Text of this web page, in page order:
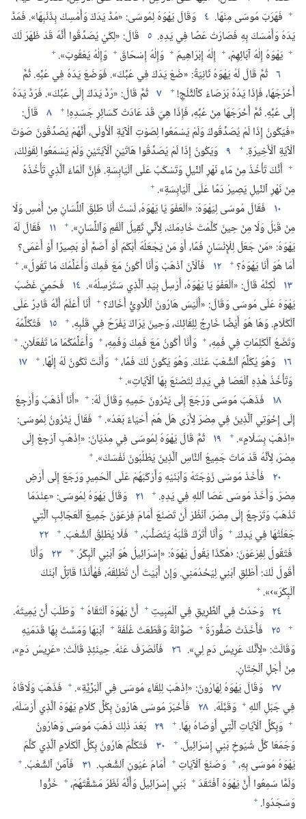
+ فَهَرَبَ مُوسَى مِنْهَا.‏ ٤ وَقَالَ يَهْوَهُ لِمُوسَى:‏ «مُدَّ يَدَكَ وَأَمْسِكْ بِذَنَبِهَا».‏ فَمَدَّ
يَدَهُ وَأَمْسَكَ بِهِ فَصَارَتْ عَصًا فِي يَدِهِ.‏ ٥ قَالَ:‏ «لِكَيْ يُصَدِّقُوا أَنَّهُ قَدْ ظَهَرَ لَكَ
+ يَهْوَهُ إِلٰهُ آبَائِهِمْ،‏ + إِلٰهُ إِبْرَاهِيمَ + وَإِلٰهُ إِسْحَاقَ + وَإِلٰهُ يَعْقُوبَ».‏ +
٦ ثُمَّ قَالَ لَهُ يَهْوَهُ ثَانِيَةً:‏ «ضَعْ يَدَكَ فِي عُبِّكَ».‏ فَوَضَعَ يَدَهُ فِي عُبِّهِ.‏ ثُمَّ
أَخْرَجَهَا،‏ فَإِذَا يَدُهُ بَرْصَاءُ كَٱلثَّلْجِ!‏ + ٧ ثُمَّ قَالَ:‏ «رُدَّ يَدَكَ إِلَى عُبِّكَ».‏ فَرَدَّ يَدَهُ
إِلَى عُبِّهِ.‏ ثُمَّ أَخْرَجَهَا مِنْ عُبِّهِ،‏ فَإِذَا هِيَ قَدْ عَادَتْ كَسَائِرِ جَسَدِهِ!‏ + ٨ قَالَ:‏
«فَيَكُونُ إِذَا لَمْ يُصَدِّقُوكَ وَلَمْ يَسْمَعُوا لِصَوْتِ ٱلْآيَةِ ٱلْأُولَى،‏ أَنَّهُمْ يُصَدِّقُونَ صَوْتَ
ٱلْآيَةِ ٱلْأَخِيرَةِ.‏ + ٩ وَيَكُونُ إِذَا لَمْ يُصَدِّقُوا هَاتَيْنِ ٱلْآيَتَيْنِ وَلَمْ يَسْمَعُوا لِقَوْلِكَ،‏
+ أَنَّكَ تَأْخُذُ مِنْ مَاءِ نَهْرِ ٱلنِّيلِ وَتَسْكُبُ عَلَى ٱلْيَابِسَةِ.‏ فَإِنَّ ٱلْمَاءَ ٱلَّذِي تَأْخُذُهُ
مِنْ نَهْرِ ٱلنِّيلِ يَصِيرُ دَمًا عَلَى ٱلْيَابِسَةِ».‏ +
١٠ فَقَالَ مُوسَى لِيَهْوَهَ:‏ «اَلْعَفْوَ يَا يَهْوَهُ،‏ لَسْتُ أَنَا طَلِقَ ٱللِّسَانِ مِنْ أَمْسِ وَلَا
مِنْ قَبْلُ وَلَا مِنْ حِينَ كَلَّمْتَ خَادِمَكَ،‏ لِأَنِّي ثَقِيلُ ٱلْفَمِ وَٱللِّسَانِ».‏ + ١١ فَقَالَ لَهُ
يَهْوَهُ:‏ «مَنْ جَعَلَ لِلْإِنْسَانِ فَمًا،‏ أَوْ مَنْ يَجْعَلُهُ أَبْكَمَ أَوْ أَصَمَّ أَوْ بَصِيرًا أَوْ أَعْمَى؟‏
أَمَا هُوَ أَنَا يَهْوَهُ؟‏ + ١٢ فَٱلْآنَ ٱذْهَبْ وَأَنَا أَكُونُ مَعَ فَمِكَ وَأُعَلِّمُكَ مَا تَقُولُ».‏ +
١٣ لٰكِنَّهُ قَالَ:‏ «اَلْعَفْوَ يَا يَهْوَهُ،‏ أَرْسِلْ بِيَدِ ٱلَّذِي سَتُرْسِلُهُ».‏ ١٤ فَحَمِيَ غَضَبُ
يَهْوَهَ عَلَى مُوسَى وَقَالَ:‏ «أَلَيْسَ هَارُونُ ٱللَّاوِيُّ أَخَاكَ؟‏ + أَنَا أَعْلَمُ أَنَّهُ قَادِرٌ عَلَى
ٱلْكَلَامِ.‏ وَهَا هُوَ أَيْضًا خَارِجٌ لِلِقَائِكَ،‏ وَحِينَ يَرَاكَ يَفْرَحُ فِي قَلْبِهِ.‏ + ١٥ فَتُكَلِّمُهُ
وَتَضَعُ ٱلْكَلِمَاتِ فِي فَمِهِ،‏ + وَأَنَا أَكُونُ مَعَ فَمِكَ وَفَمِهِ،‏ + وَأُعَلِّمُكُمَا مَا تَفْعَلَانِ.‏ +
١٦ وَهُوَ يُكَلِّمُ ٱلشَّعْبَ عَنْكَ.‏ وَهُوَ يَكُونُ لَكَ فَمًا،‏ + وَأَنْتَ تَكُونُ لَهُ إِلٰهًا.‏ +
١٧
وَتَأْخُذُ هٰذِهِ ٱلْعَصَا فِي يَدِكَ لِتَصْنَعَ بِهَا ٱلْآيَاتِ».‏ +
١٨ فَذَهَبَ مُوسَى وَرَجَعَ إِلَى يَثْرُونَ حَمِيهِ وَقَالَ لَهُ:‏ + «أَنَا أَذْهَبُ وَأَرْجِعُ
إِلَى إِخْوَتِي ٱلَّذِينَ فِي مِصْرَ لِأَرَى هَلْ هُمْ أَحْيَاءٌ بَعْدُ».‏ + فَقَالَ يَثْرُونُ لِمُوسَى:‏
«اِذْهَبْ بِسَلَامٍ».‏ + ١٩ ثُمَّ قَالَ يَهْوَهُ لِمُوسَى فِي مِدْيَانَ:‏ «اِذْهَبِ ٱرْجِعْ إِلَى
مِصْرَ،‏ لِأَنَّهُ قَدْ مَاتَ جَمِيعُ ٱلنَّاسِ ٱلَّذِينَ يَطْلُبُونَ نَفْسَكَ».‏ +
٢٠ فَأَخَذَ مُوسَى زَوْجَتَهُ وَٱبْنَيْهِ وَأَرْكَبَهُمْ عَلَى ٱلْحَمِيرِ وَرَجَعَ إِلَى أَرْضِ
مِصْرَ.‏ وَأَخَذَ مُوسَى عَصَا ٱللهِ فِي يَدِهِ.‏ + ٢١ وَقَالَ يَهْوَهُ لِمُوسَى:‏ «عِنْدَمَا
تَذْهَبُ وَتَرْجِعُ إِلَى مِصْرَ،‏ ٱنْظُرْ أَنْ تَصْنَعَ أَمَامَ فِرْعَوْنَ جَمِيعَ ٱلْعَجَائِبِ ٱلَّتِي
جَعَلْتُهَا فِي يَدِكَ.‏ + وَأَنَا أَتْرُكُ قَلْبَهُ يَتَصَلَّبُ،‏ + فَلَا يُطْلِقُ ٱلشَّعْبَ.‏ +
٢٢
فَتَقُولُ لِفِرْعَوْنَ:‏ ‹هٰكَذَا يَقُولُ يَهْوَهُ:‏ «إِسْرَائِيلُ هُوَ ٱبْنِي ٱلْبِكْرُ.‏ + ٢٣ وَأَنَا
أَقُولُ لَكَ:‏ أَطْلِقِ ٱبْنِي لِيَخْدُمَنِي.‏ وَإِنْ أَبَيْتَ أَنْ تُطْلِقَهُ،‏ فَهٰأَنَذَا قَاتِلٌ ٱبْنَكَ
ٱلْبِكْرَ»›».‏ +
٢٤ وَحَدَثَ فِي ٱلطَّرِيقِ فِي ٱلْمَبِيتِ + أَنَّ يَهْوَهَ ٱلْتَقَاهُ + وَطَلَبَ أَنْ يُمِيتَهُ.‏
+ ٢٥ فَأَخَذَتْ صَفُّورَةُ + صَوَّانَةً وَقَطَعَتْ غُلْفَةَ + ٱبْنِهَا وَمَسَّتْ بِهَا قَدَمَيْهِ
وَقَالَتْ:‏ «لِأَنَّكَ عَرِيسُ دَمٍ لِي».‏ ٢٦ فَٱنْصَرَفَ عَنْهُ.‏ حِينَئِذٍ قَالَتْ:‏ «عَرِيسُ دَمٍ»،‏
مِنْ أَجْلِ ٱلْخِتَانِ.‏
٢٧ وَقَالَ يَهْوَهُ لِهَارُونَ:‏ «اِذْهَبْ لِلِقَاءِ مُوسَى فِي ٱلْبَرِّيَّةِ».‏ + فَذَهَبَ وَلَاقَاهُ
فِي جَبَلِ ٱللهِ + وَقَبَّلَهُ.‏ ٢٨ فَأَخْبَرَ مُوسَى هَارُونَ بِكُلِّ كَلَامِ يَهْوَهَ ٱلَّذِي أَرْسَلَهُ،‏
+ وَبِكُلِّ ٱلْآيَاتِ ٱلَّتِي أَوْصَاهُ بِهَا.‏ + ٢٩ بَعْدَ ذٰلِكَ ذَهَبَ مُوسَى وَهَارُونُ
وَجَمَعَا كُلَّ شُيُوخِ بَنِي إِسْرَائِيلَ.‏ + ٣٠ فَتَكَلَّمَ هَارُونُ بِكُلِّ ٱلْكَلَامِ ٱلَّذِي كَلَّمَ
يَهْوَهُ مُوسَى بِهِ،‏ + وَصَنَعَ ٱلْآيَاتِ + أَمَامَ عُيُونِ ٱلشَّعْبِ.‏ ٣١ فَآمَنَ ٱلشَّعْبُ.‏ +
وَلَمَّا سَمِعُوا أَنَّ يَهْوَهَ ٱفْتَقَدَ + بَنِي إِسْرَائِيلَ وَأَنَّهُ نَظَرَ مَشَقَّتَهُمْ،‏ + خَرُّوا
وَسَجَدُوا.‏ +